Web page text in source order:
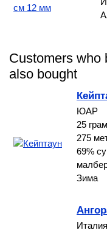
Customers who
also bought
ЮАР
25
275
69%
Зима
Италия